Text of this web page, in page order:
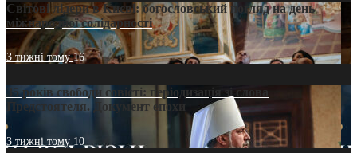
Світові лідери в Києві: богословський погляд на день
міжнародної солідарності
3 тижні тому16
35 років свободи совісті: періодизація зі слова
Предстоятеля. Документ епохи
3 тижні тому 10